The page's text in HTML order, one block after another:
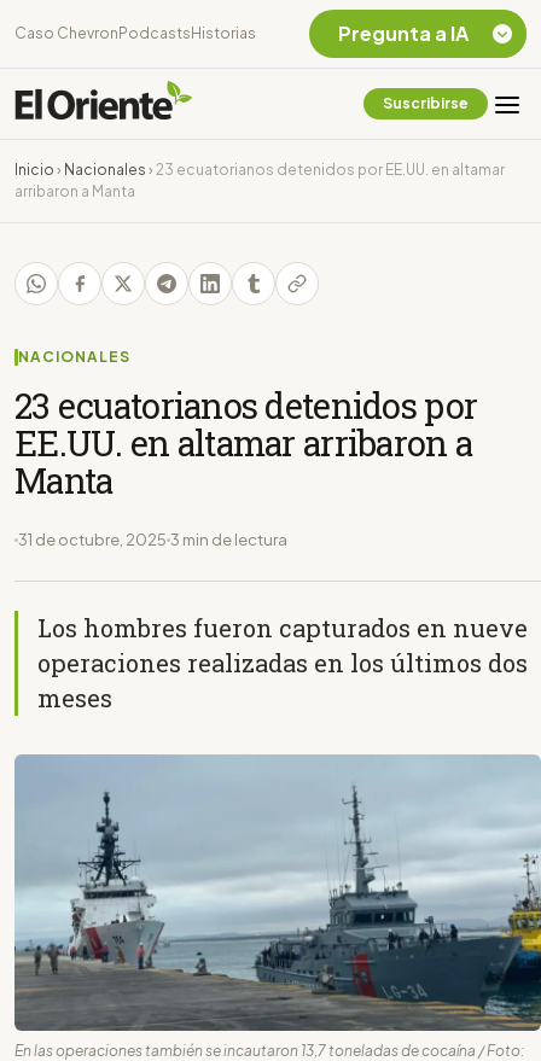
Caso Chevron Podcasts Historias
Suscribirse
Inicio › Nacionales › 23 ecuatorianos detenidos por EE.UU. en altamar
arribaron a Manta
NACIONALES
23 ecuatorianos detenidos por
EE.UU. en altamar arribaron a
Manta
31 de octubre, 2025 3 min de lectura
Los hombres fueron capturados en nueve
operaciones realizadas en los últimos dos
meses
En las operaciones también se incautaron 13,7 toneladas de cocaína / Foto:
Pregunta a IA
Chevron Ecuador